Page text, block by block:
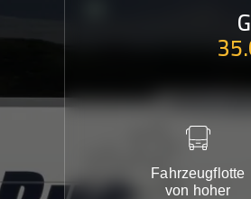
Fahrzeugflotte
von hoher